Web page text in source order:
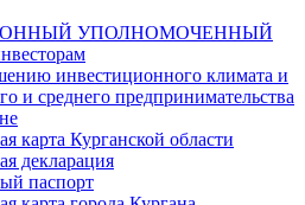
УПОЛНОМОЧЕННЫЙ
инвестиционного климата и
и среднего предпринимательства
карта Курганской области
декларация
паспорт